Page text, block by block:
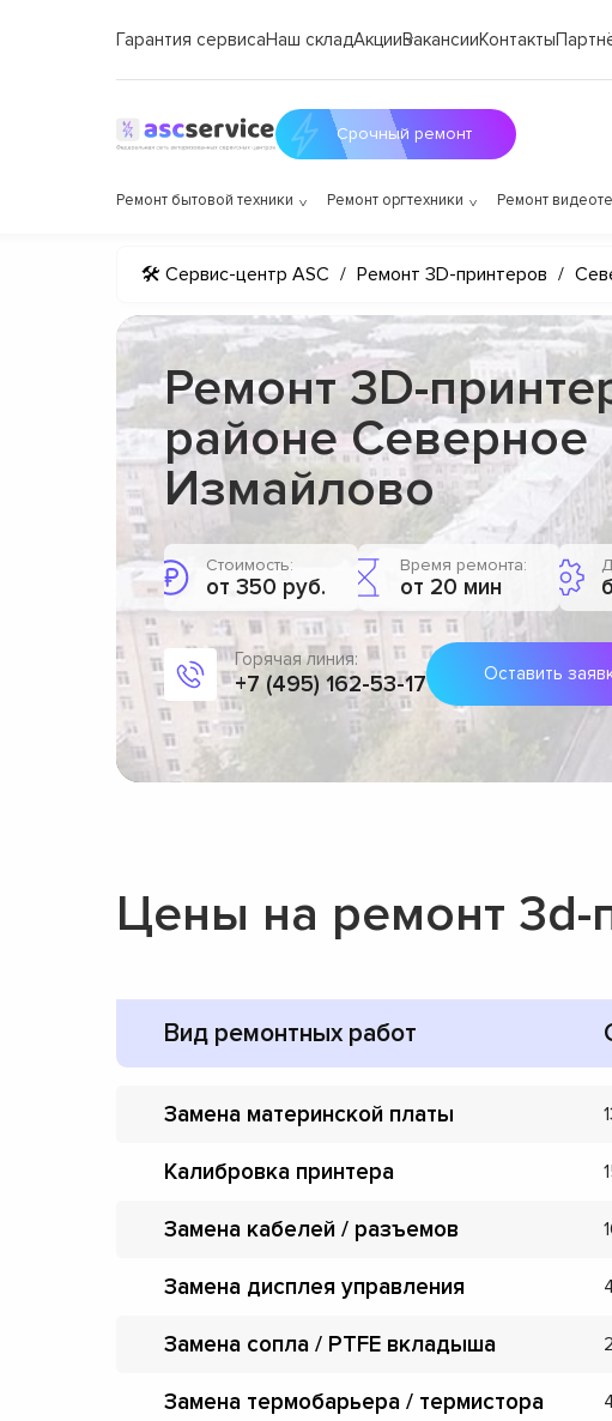
Гарантия сервисаНаш складАкцииВакансииКонтакты
Срочный ремонт
Ремонт бытовой техники Ремонт оргтехники Ремонт
🛠 Сервис-центр ASC / Ремонт 3D-принтеров /
Ремонт 3D-
районе Северное
Измайлово
Стоимость:
от 350 руб.
Время ремонта:
от 20 мин
Горячая линия:
+7 (495) 162-53-17 Оставить
Цены на ремонт 3d-
Вид ремонтных работ
Замена материнской платы
Калибровка принтера
Замена кабелей / разъемов
Замена дисплея управления
Замена сопла / PTFE вкладыша
Замена термобарьера / термистора